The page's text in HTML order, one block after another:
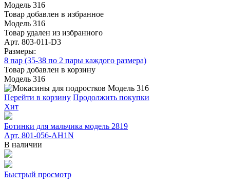
Модель 316
Товар добавлен в избранное
Модель 316
Товар удален из избранного
Арт. 803-011-D3
Размеры:
8 пар (35-38 по 2 пары каждого размера)
Товар добавлен в корзину
Модель 316
Перейти в корзину Продолжить покупки
Хит
Ботинки для мальчика модель 2819
Арт. 801-056-AH1N
В наличии
Быстрый просмотр